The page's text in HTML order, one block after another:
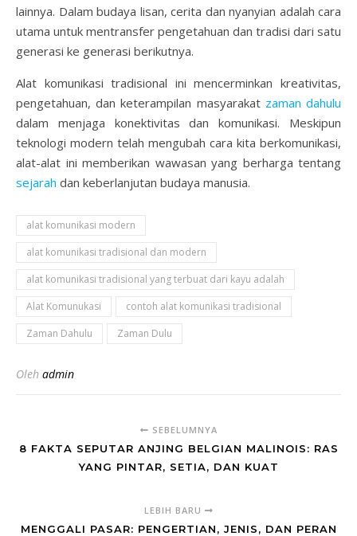
lainnya. Dalam budaya lisan, cerita dan nyanyian adalah cara
utama untuk mentransfer pengetahuan dan tradisi dari satu
generasi ke generasi berikutnya.
Alat komunikasi tradisional ini mencerminkan kreativitas,
pengetahuan, dan keterampilan masyarakat zaman dahulu
dalam menjaga konektivitas dan komunikasi. Meskipun
teknologi modern telah mengubah cara kita berkomunikasi,
alat-alat ini memberikan wawasan yang berharga tentang
sejarah dan keberlanjutan budaya manusia.
alat komunikasi modern
alat komunikasi tradisional dan modern
alat komunikasi tradisional yang terbuat dari kayu adalah
Alat Komunukasi
contoh alat komunikasi tradisional
Zaman Dahulu
Zaman Dulu
Oleh admin
SEBELUMNYA
8 FAKTA SEPUTAR ANJING BELGIAN MALINOIS: RAS
YANG PINTAR, SETIA, DAN KUAT
LEBIH BARU
MENGGALI PASAR: PENGERTIAN, JENIS, DAN PERAN